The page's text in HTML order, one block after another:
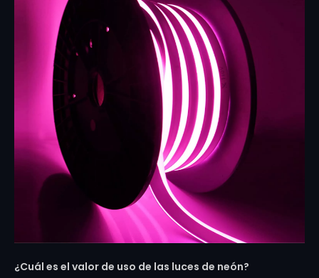
¿Cuál es el valor de uso de las luces de neón?